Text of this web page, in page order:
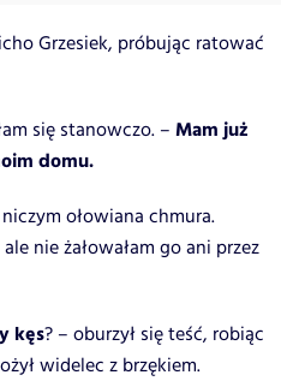
Grzesiek, próbując ratować
się stanowczo. – Mam już
domu.
ołowiana chmura.
nie żałowałam go ani przez
kęs? – oburzył się teść, robiąc
widelec z brzękiem.